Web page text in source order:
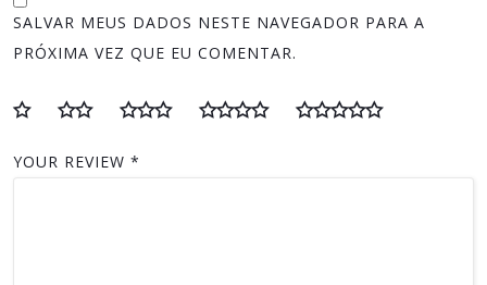
SALVAR MEUS DADOS NESTE NAVEGADOR PARA A
PRÓXIMA VEZ QUE EU COMENTAR.
YOUR REVIEW *